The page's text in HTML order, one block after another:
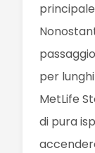
per
MetLife
di pura